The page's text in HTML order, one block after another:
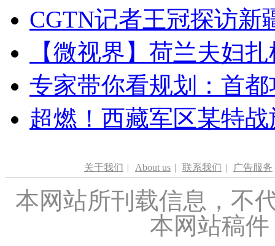
CGTN记者王冠探访新
【微视界】荷兰夫妇
专家带你看规划：首
超燃！西藏军区某特
关于我们 | About us | 联系我们 | 广告服务
本网站所刊载信息，不
本网站稿